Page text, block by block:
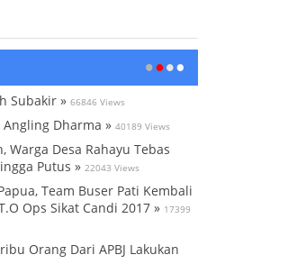
Subakir » 66846 Views
Dharma » 40189 Views
Warga Desa Rahayu Tebas
Putus » 22043 Views
Team Buser Pati Kembali
Ops Sikat Candi 2017 » 17399
Orang Dari APBJ Lakukan